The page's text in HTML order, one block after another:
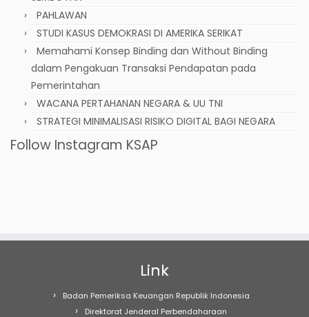
PAHLAWAN
STUDI KASUS DEMOKRASI DI AMERIKA SERIKAT
Memahami Konsep Binding dan Without Binding
dalam Pengakuan Transaksi Pendapatan pada
Pemerintahan
WACANA PERTAHANAN NEGARA & UU TNI
STRATEGI MINIMALISASI RISIKO DIGITAL BAGI NEGARA
Follow Instagram KSAP
Link
Badan Pemeriksa Keuangan Republik Indonesia
Direktorat Jenderal Perbendaharaan